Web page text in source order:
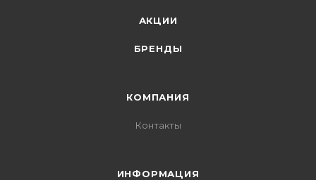
АКЦИИ
БРЕНДЫ
КОМПАНИЯ
Контакты
ИНФОРМАЦИЯ